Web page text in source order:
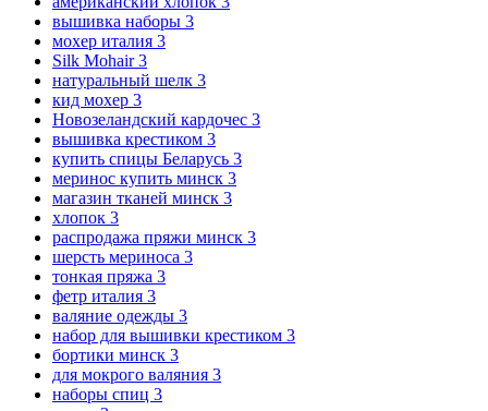
вышивка наборы 3
мохер италия 3
Silk Mohair3
натуральный шелк 3
кид мохер 3
Новозеландский кардочес 3
вышивка крестиком 3
купить спицы Беларусь 3
меринос купить минск 3
магазин тканей минск 3
хлопок 3
распродажа пряжи минск 3
шерсть мериноса 3
тонкая пряжа 3
фетр италия 3
валяние одежды 3
набор для вышивки крестиком 3
бортики минск 3
для мокрого валяния 3
наборы спиц 3